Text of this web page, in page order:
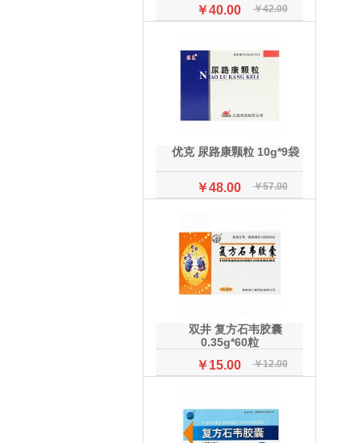
￥40.00 ￥42.00
优克 尿路康颗粒 10g*9袋
￥48.00 ￥57.00
双井 复方石韦胶囊
0.35g*60粒
￥15.00 ￥12.00